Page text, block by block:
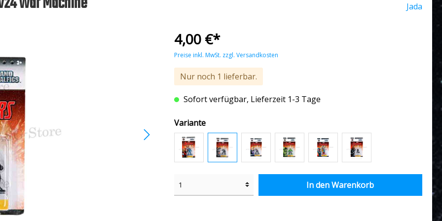
POP! & Pocket POP!
Funko Plushies & Mopeez
Jada
4,00 €*
Preise inkl. MwSt. zzgl. Versandkosten
Nur noch 1 lieferbar.
Sofort verfügbar, Lieferzeit 1-3 Tage
Variante
In den Warenkorb